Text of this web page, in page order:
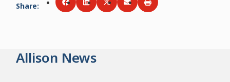
Share: Share viaFacebook
Share viaLinkedIn
Share viaTwitter
Share viaEmail
Print
Allison News